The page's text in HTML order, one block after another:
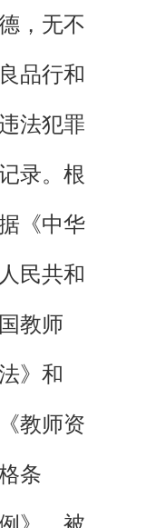
，无不
良品行和
法犯罪
录。根
《中华
人民共和
国教师
》和
《教师资
条